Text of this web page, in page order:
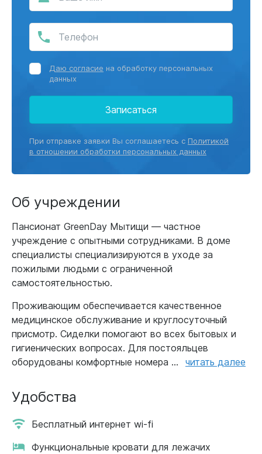
Даю согласие на обработку персональных
данных
Записаться
При отправке заявки Вы соглашаетесь с Политикой
в отношении обработки персональных данных
Об учреждении
Пансионат GreenDay Мытищи — частное
учреждение с опытными сотрудниками. В доме
специалисты специализируются в уходе за
пожилыми людьми с ограниченной
самостоятельностью.
Проживающим обеспечивается качественное
медицинское обслуживание и круглосуточный
присмотр. Сиделки помогают во всех бытовых и
гигиенических вопросах. Для постояльцев
оборудованы комфортные номера ...
читать далее
Удобства
Бесплатный интернет wi-fi
Функциональные кровати для лежачих